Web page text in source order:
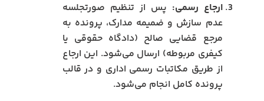
ارجاع رسمی: پس از تنظیم صورتجلسه
عدم سازش و ضمیمه مدارک، پرونده به
مرجع قضایی صالح (دادگاه حقوقی یا
کیفری مربوطه) ارسال می‌شود. این ارجاع
از طریق مکاتبات رسمی اداری و در قالب
پرونده کامل انجام می‌شود.